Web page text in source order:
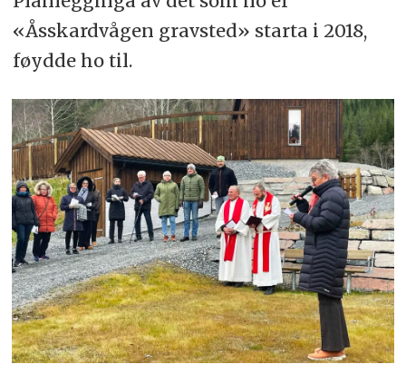
«Åsskardvågen gravsted» starta i 2018,
føydde ho til.